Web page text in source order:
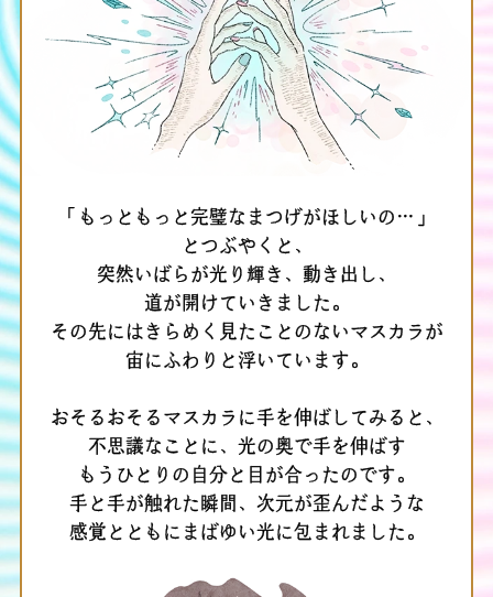
「もっともっと完璧なまつげがほしいの…」
とつぶやくと、
突然いばらが光り輝き、動き出し、
道が開けていきました。
その先にはきらめく見たことのないマスカラが
宙にふわりと浮いています。
おそるおそるマスカラに手を伸ばしてみると、
不思議なことに、光の奥で手を伸ばす
もうひとりの自分と目が合ったのです。
手と手が触れた瞬間、次元が歪んだような
感覚とともにまばゆい光に包まれました。